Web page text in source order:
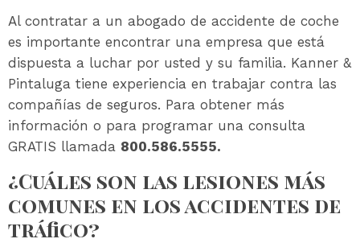
Al contratar a un abogado de accidente de coche
es importante encontrar una empresa que está
dispuesta a luchar por usted y su familia. Kanner &
Pintaluga tiene experiencia en trabajar contra las
compañías de seguros. Para obtener más
información o para programar una consulta
GRATIS llamada 800.586.5555.
¿Cuáles son las lesiones más
comunes en los accidentes de
tráfico?